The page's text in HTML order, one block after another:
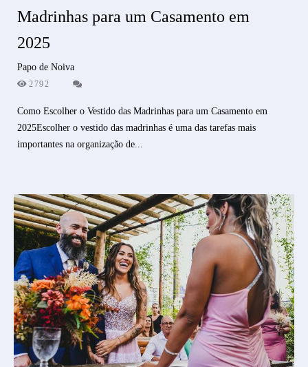
Madrinhas para um Casamento em
2025
Papo de Noiva
2792
Como Escolher o Vestido das Madrinhas para um Casamento em
2025Escolher o vestido das madrinhas é uma das tarefas mais
importantes na organização de...